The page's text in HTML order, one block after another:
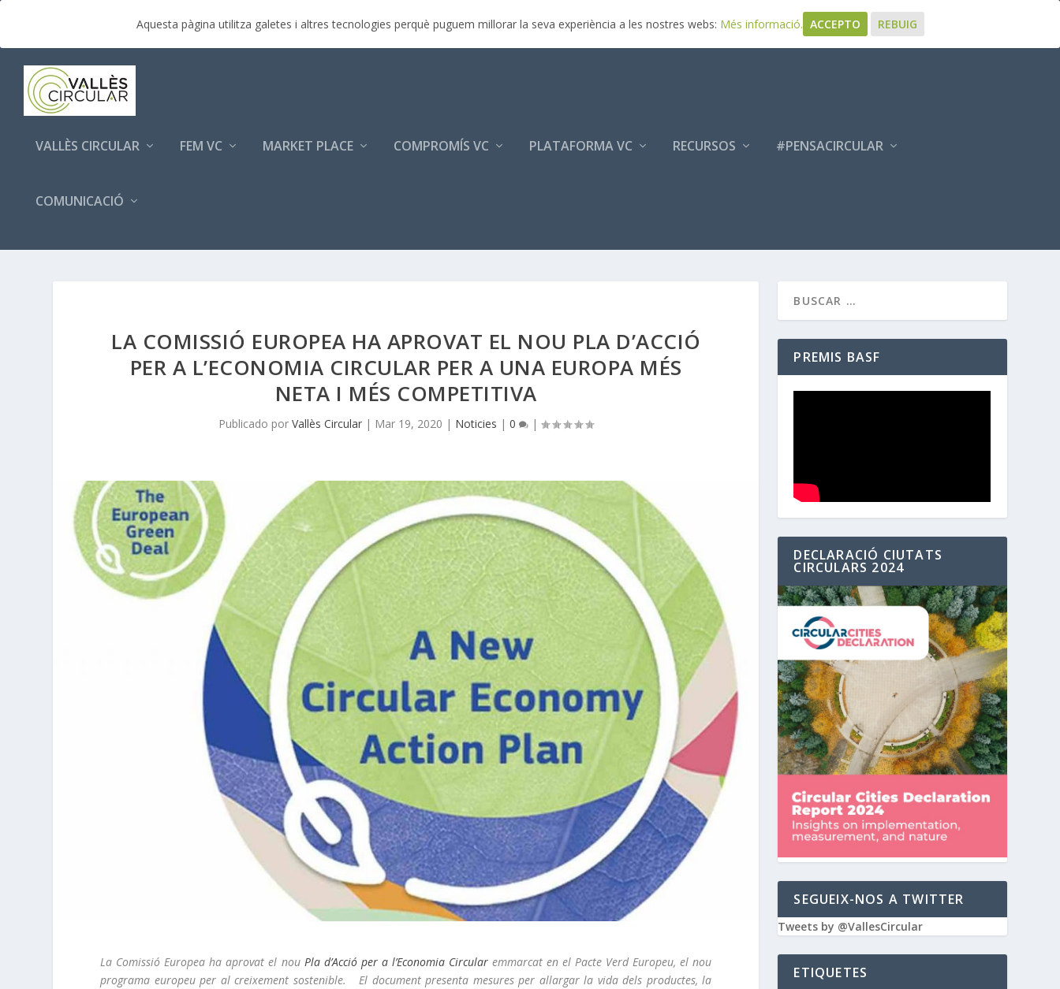
TENDENCIAS: Market Place – Jornada Vallès Circular 2017
VALLÈS CIRCULAR FEM VC MARKET PLACE COMPROMÍS VC PLATAFORMA VC RECURSOS #PENSACIRCULAR
COMUNICACIÓ
LA COMISSIÓ EUROPEA HA APROVAT EL NOU PLA D’ACCIÓ
PER A L’ECONOMIA CIRCULAR PER A UNA EUROPA MÉS
NETA I MÉS COMPETITIVA
Publicado porVallès Circular | Mar 19, 2020 | Noticies |0 |
La Comissió Europea ha aprovat el nou Pla d’Acció per a l’Economia Circularemmarcat en el Pacte Verd Europeu, el nou
programa europeu per al creixement sostenible. El document presenta mesures per allargar la vida dels productes, la
PREMIS BASF
DECLARACIÓ CIUTATS
CIRCULARS 2024
SEGUEIX-NOS A TWITTER
Tweets by @VallesCircular
ETIQUETES
Aquesta pàgina utilitza galetes i altres tecnologies perquè puguem millorar la seva experiència a les nostres webs: Més informació. ACCEPTO REBUIG